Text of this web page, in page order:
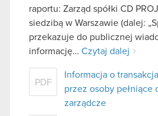
raportu: Zarząd spółki CD
siedzibą w Warszawie (dalej:
przekazuje do publicznej
informację… Czytaj dalej
PDF
Informacja o
przez osoby pełniące
zarządcze